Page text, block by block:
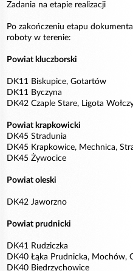
Zadania na etapie realizacji
Po zakończeniu etapu
roboty w terenie:
Powiat kluczborski
DK11 Biskupice, Gotartów
DK11 Byczyna
DK42 Czaple Stare, Ligota
Powiat krapkowicki
DK45 Stradunia
DK45 Krapkowice, Mechnica,
DK45 Żywocice
Powiat oleski
DK42 Jaworzno
Powiat prudnicki
DK41 Rudziczka
DK40 Łąka Prudnicka, Mochów,
DK40 Biedrzychowice